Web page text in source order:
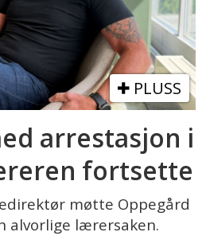
PLUSS
arrestasjon i
fortsette
møtte Oppegård
alvorlige lærersaken.